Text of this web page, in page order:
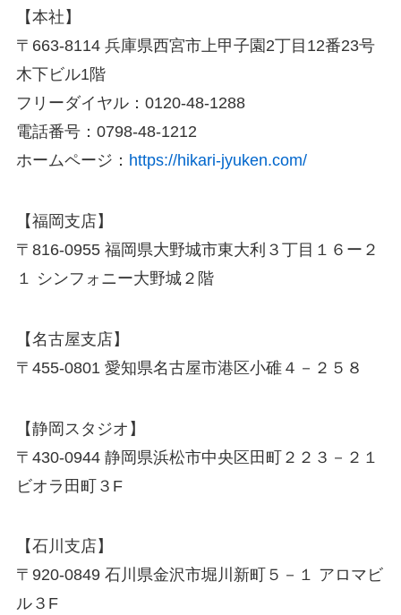
【本社】
〒663-8114 兵庫県西宮市上甲子園2丁目12番23号
木下ビル1階
フリーダイヤル：0120-48-1288
電話番号：0798-48-1212
ホームページ： https://hikari-jyuken.com/
【福岡支店】
〒816-0955 福岡県大野城市東大利３丁目１６ー２
１ シンフォニー大野城２階
【名古屋支店】
〒455-0801 愛知県名古屋市港区小碓４－２５８
【静岡スタジオ】
〒430-0944 静岡県浜松市中央区田町２２３－２１
ビオラ田町３F
【石川支店】
〒920-0849 石川県金沢市堀川新町５－１ アロマビ
ル３F